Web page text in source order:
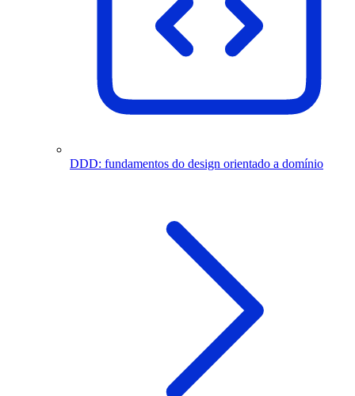
DDD: fundamentos do design orientado a domínio